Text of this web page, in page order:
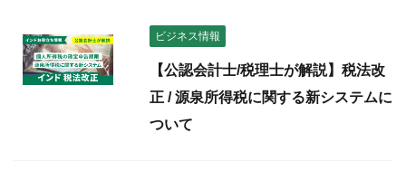
ビジネス情報
【公認会計士/税理士が解説】税法改
正 / 源泉所得税に関する新システムに
ついて